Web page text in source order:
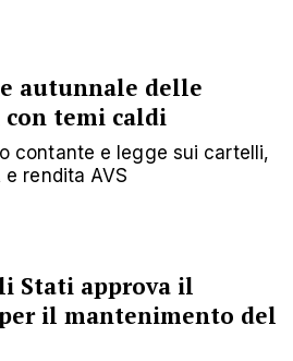
autunnale delle
con temi caldi
contante e legge sui cartelli,
rendita AVS
Stati approva il
il mantenimento del